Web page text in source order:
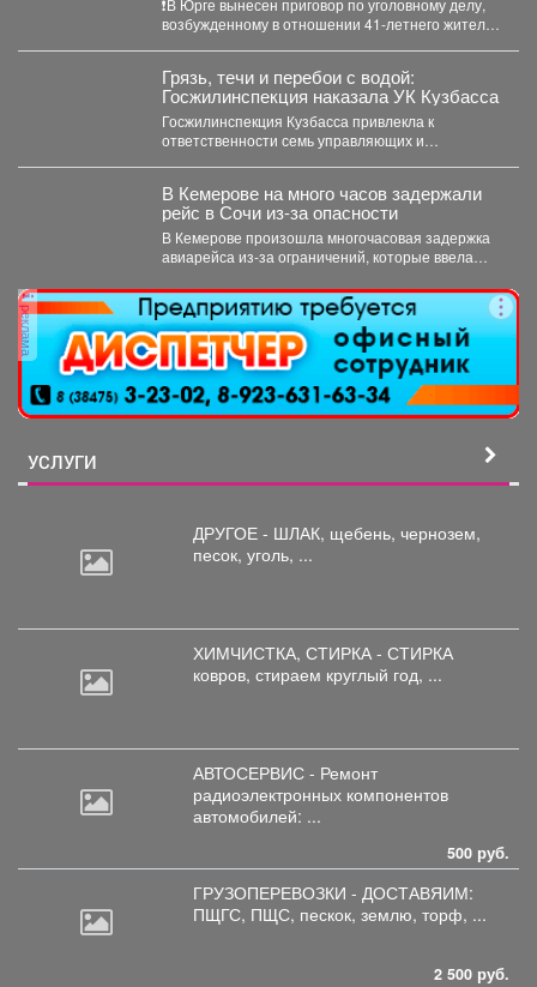
возбужденному в отношении 41-летнего жителя
Грязь, течи и перебои с водой:
Госжилинспекция наказала УК Кузбасса
Госжилинспекция Кузбасса привлекла к
ответственности семь управляющих и
В Кемерове на много часов задержали
рейс в Сочи из-за опасности
В Кемерове произошла многочасовая задержка
авиарейса из-за ограничений, которые ввела
реклама
УСЛУГИ
ДРУГОЕ - ШЛАК, щебень, чернозем,
песок, уголь, ...
ХИМЧИСТКА, СТИРКА - СТИРКА
ковров, стираем круглый год, ...
АВТОСЕРВИС - Ремонт
радиоэлектронных компонентов
автомобилей: ...
500 руб.
ГРУЗОПЕРЕВОЗКИ - ДОСТАВЯИМ:
ПЩГС, ПЩС, пескок, землю, торф, ...
2 500 руб.